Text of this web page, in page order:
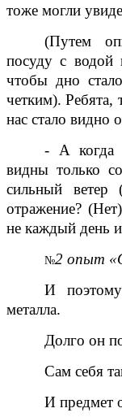
тоже могли
(Путем
посуду с водой
чтобы дно
четким). Ребята,
нас стало видно
- А когда
видны только
сильный
отражение?
не каждый день
№2 опыт
И
металла.
Долго он
Сам себя
И предмет